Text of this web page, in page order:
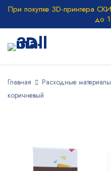
При покупке 3D-принтера
до
Главная Расходные материалы
коричневый